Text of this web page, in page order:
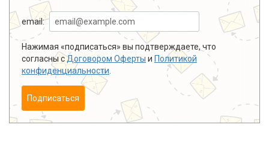
email:
Нажимая «подписаться» вы подтверждаете, что
согласны сДоговором Оферты и Политикой
конфиденциальности
Подписаться